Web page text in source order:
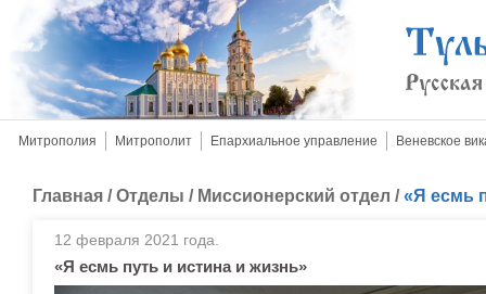
Митрополия Митрополит Епархиальное управление Веневское
Главная /Отделы / Миссионерский отдел /«Я есмь
12 февраля 2021 года.
«Я есмь путь и истина и жизнь»